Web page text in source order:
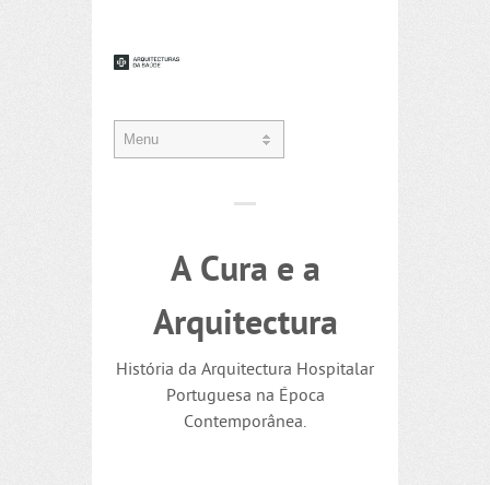
A Cura e a
Arquitectura
História da Arquitectura Hospitalar
Portuguesa na Época
Contemporânea.